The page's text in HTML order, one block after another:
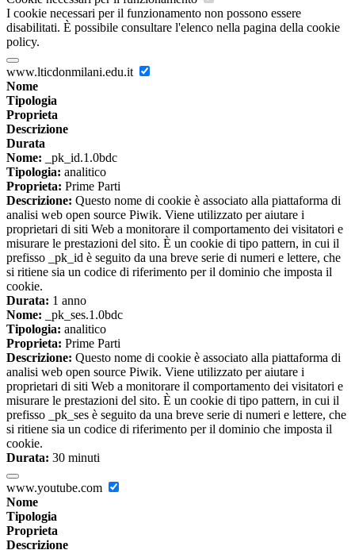
I cookie necessari per il funzionamento non possono essere
disabilitati. È possibile consultare l'elenco nella pagina della cookie
policy.
www.lticdonmilani.edu.it
Nome
Tipologia
Proprieta
Descrizione
Durata
Nome: _pk_id.1.0bdc
Tipologia: analitico
Proprieta: Prime Parti
Descrizione: Questo nome di cookie è associato alla piattaforma di
analisi web open source Piwik. Viene utilizzato per aiutare i
proprietari di siti Web a monitorare il comportamento dei visitatori e
misurare le prestazioni del sito. È un cookie di tipo pattern, in cui il
prefisso _pk_id è seguito da una breve serie di numeri e lettere, che
si ritiene sia un codice di riferimento per il dominio che imposta il
cookie.
Durata: 1 anno
Nome: _pk_ses.1.0bdc
Tipologia: analitico
Proprieta: Prime Parti
Descrizione: Questo nome di cookie è associato alla piattaforma di
analisi web open source Piwik. Viene utilizzato per aiutare i
proprietari di siti Web a monitorare il comportamento dei visitatori e
misurare le prestazioni del sito. È un cookie di tipo pattern, in cui il
prefisso _pk_ses è seguito da una breve serie di numeri e lettere, che
si ritiene sia un codice di riferimento per il dominio che imposta il
cookie.
Durata: 30 minuti
www.youtube.com
Nome
Tipologia
Proprieta
Descrizione